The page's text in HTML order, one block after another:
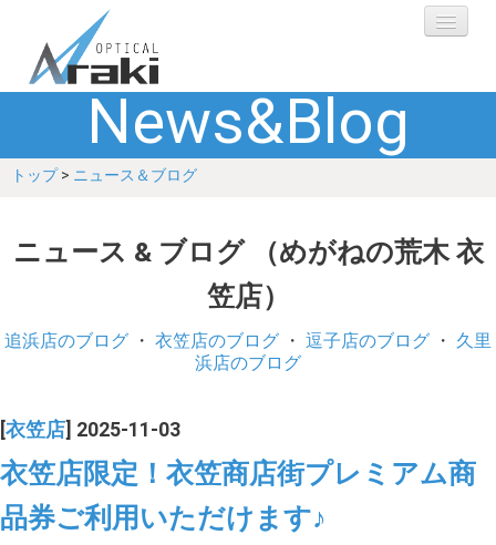
選ばれる理由
ブランド
ショップ
お客さまの声
ギャラリー
News&Blog
トップ> ニュース＆ブログ
ニュース & ブログ （めがねの荒木 衣
笠店）
追浜店のブログ ・ 衣笠店のブログ ・ 逗子店のブログ ・ 久里
浜店のブログ
衣笠店 ] 2025-11-03
衣笠店限定！衣笠商店街プレミアム商
品券ご利用いただけます♪